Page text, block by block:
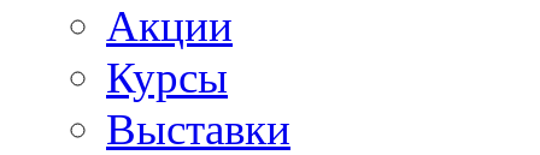
Акции
Курсы
Выставки